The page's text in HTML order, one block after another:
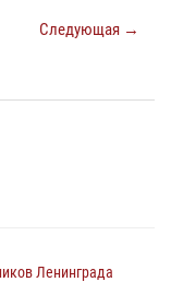
Следующая →
Ленинграда